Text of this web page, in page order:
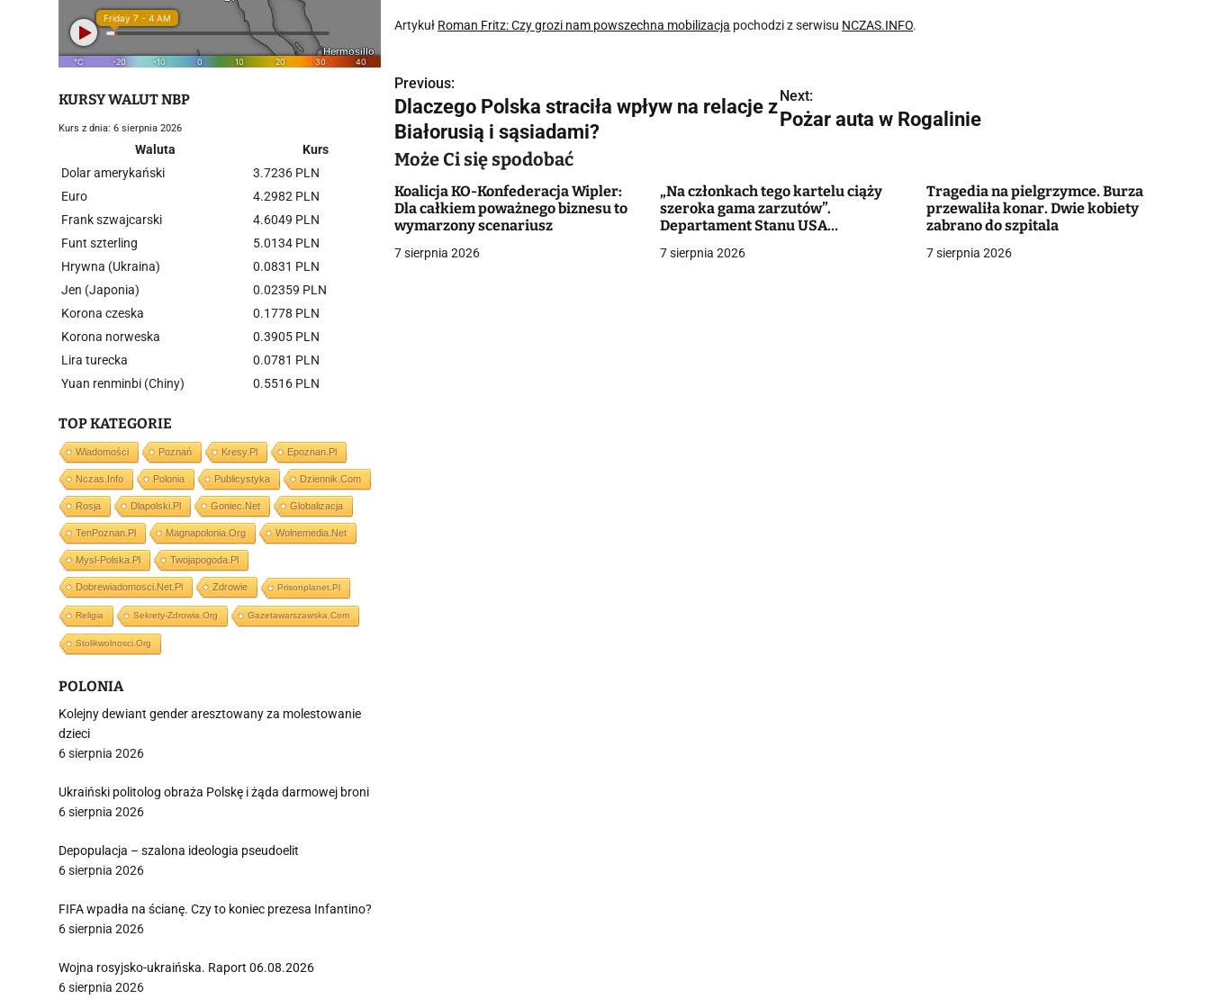
Artykuł Roman Fritz: Czy grozi nam powszechna mobilizacja pochodzi z serwisu NCZAS.INFO.
N
a
w
i
g
a
Previous:
Dlaczego Polska straciła wpływ na relacje z
Białorusią i sąsiadami?
Next:
Pożar auta w Rogalinie
Może Ci się spodobać
Koalicja KO-Konfederacja Wipler:
Dla całkiem poważnego biznesu to
wymarzony scenariusz
7 sierpnia 2026
„Na członkach tego kartelu ciąży
szeroka gama zarzutów”.
Departament Stanu USA
dolarów za pomoc
7 sierpnia 2026
Tragedia na pielgrzymce. Burza
przewaliła konar. Dwie kobiety
zabrano do szpitala
7 sierpnia 2026
KURSY WALUT NBP
Kurs z dnia: 6 sierpnia 2026
Waluta
Kurs
Dolar amerykański
3.7236 PLN
Euro
4.2982 PLN
Frank szwajcarski
4.6049 PLN
Funt szterling
5.0134 PLN
Hrywna (Ukraina)
0.0831 PLN
Jen (Japonia)
0.02359 PLN
Korona czeska
0.1778 PLN
Korona norweska
0.3905 PLN
Lira turecka
0.0781 PLN
Yuan renminbi (Chiny)
0.5516 PLN
TOP KATEGORIE
Wiadomości Poznań Kresy.pl Epoznan.pl
Nczas.info Polonia Publicystyka Dziennik.com
Rosja Dlapolski.pl Goniec.net Globalizacja
TenPoznan.pl Magnapolonia.org Wolnemedia.net
Mysl-Polska.pl Twojapogoda.pl
Dobrewiadomosci.net.pl Zdrowie Prisonplanet.pl
Religia Sekrety-Zdrowia.org Gazetawarszawska.com
Stolikwolnosci.org
POLONIA
Kolejny dewiant gender aresztowany za molestowanie
dzieci
6 sierpnia 2026
Ukraiński politolog obraża Polskę i żąda darmowej broni
6 sierpnia 2026
Depopulacja – szalona ideologia pseudoelit
6 sierpnia 2026
FIFA wpadła na ścianę. Czy to koniec prezesa Infantino?
6 sierpnia 2026
Wojna rosyjsko-ukraińska. Raport 06.08.2026
6 sierpnia 2026